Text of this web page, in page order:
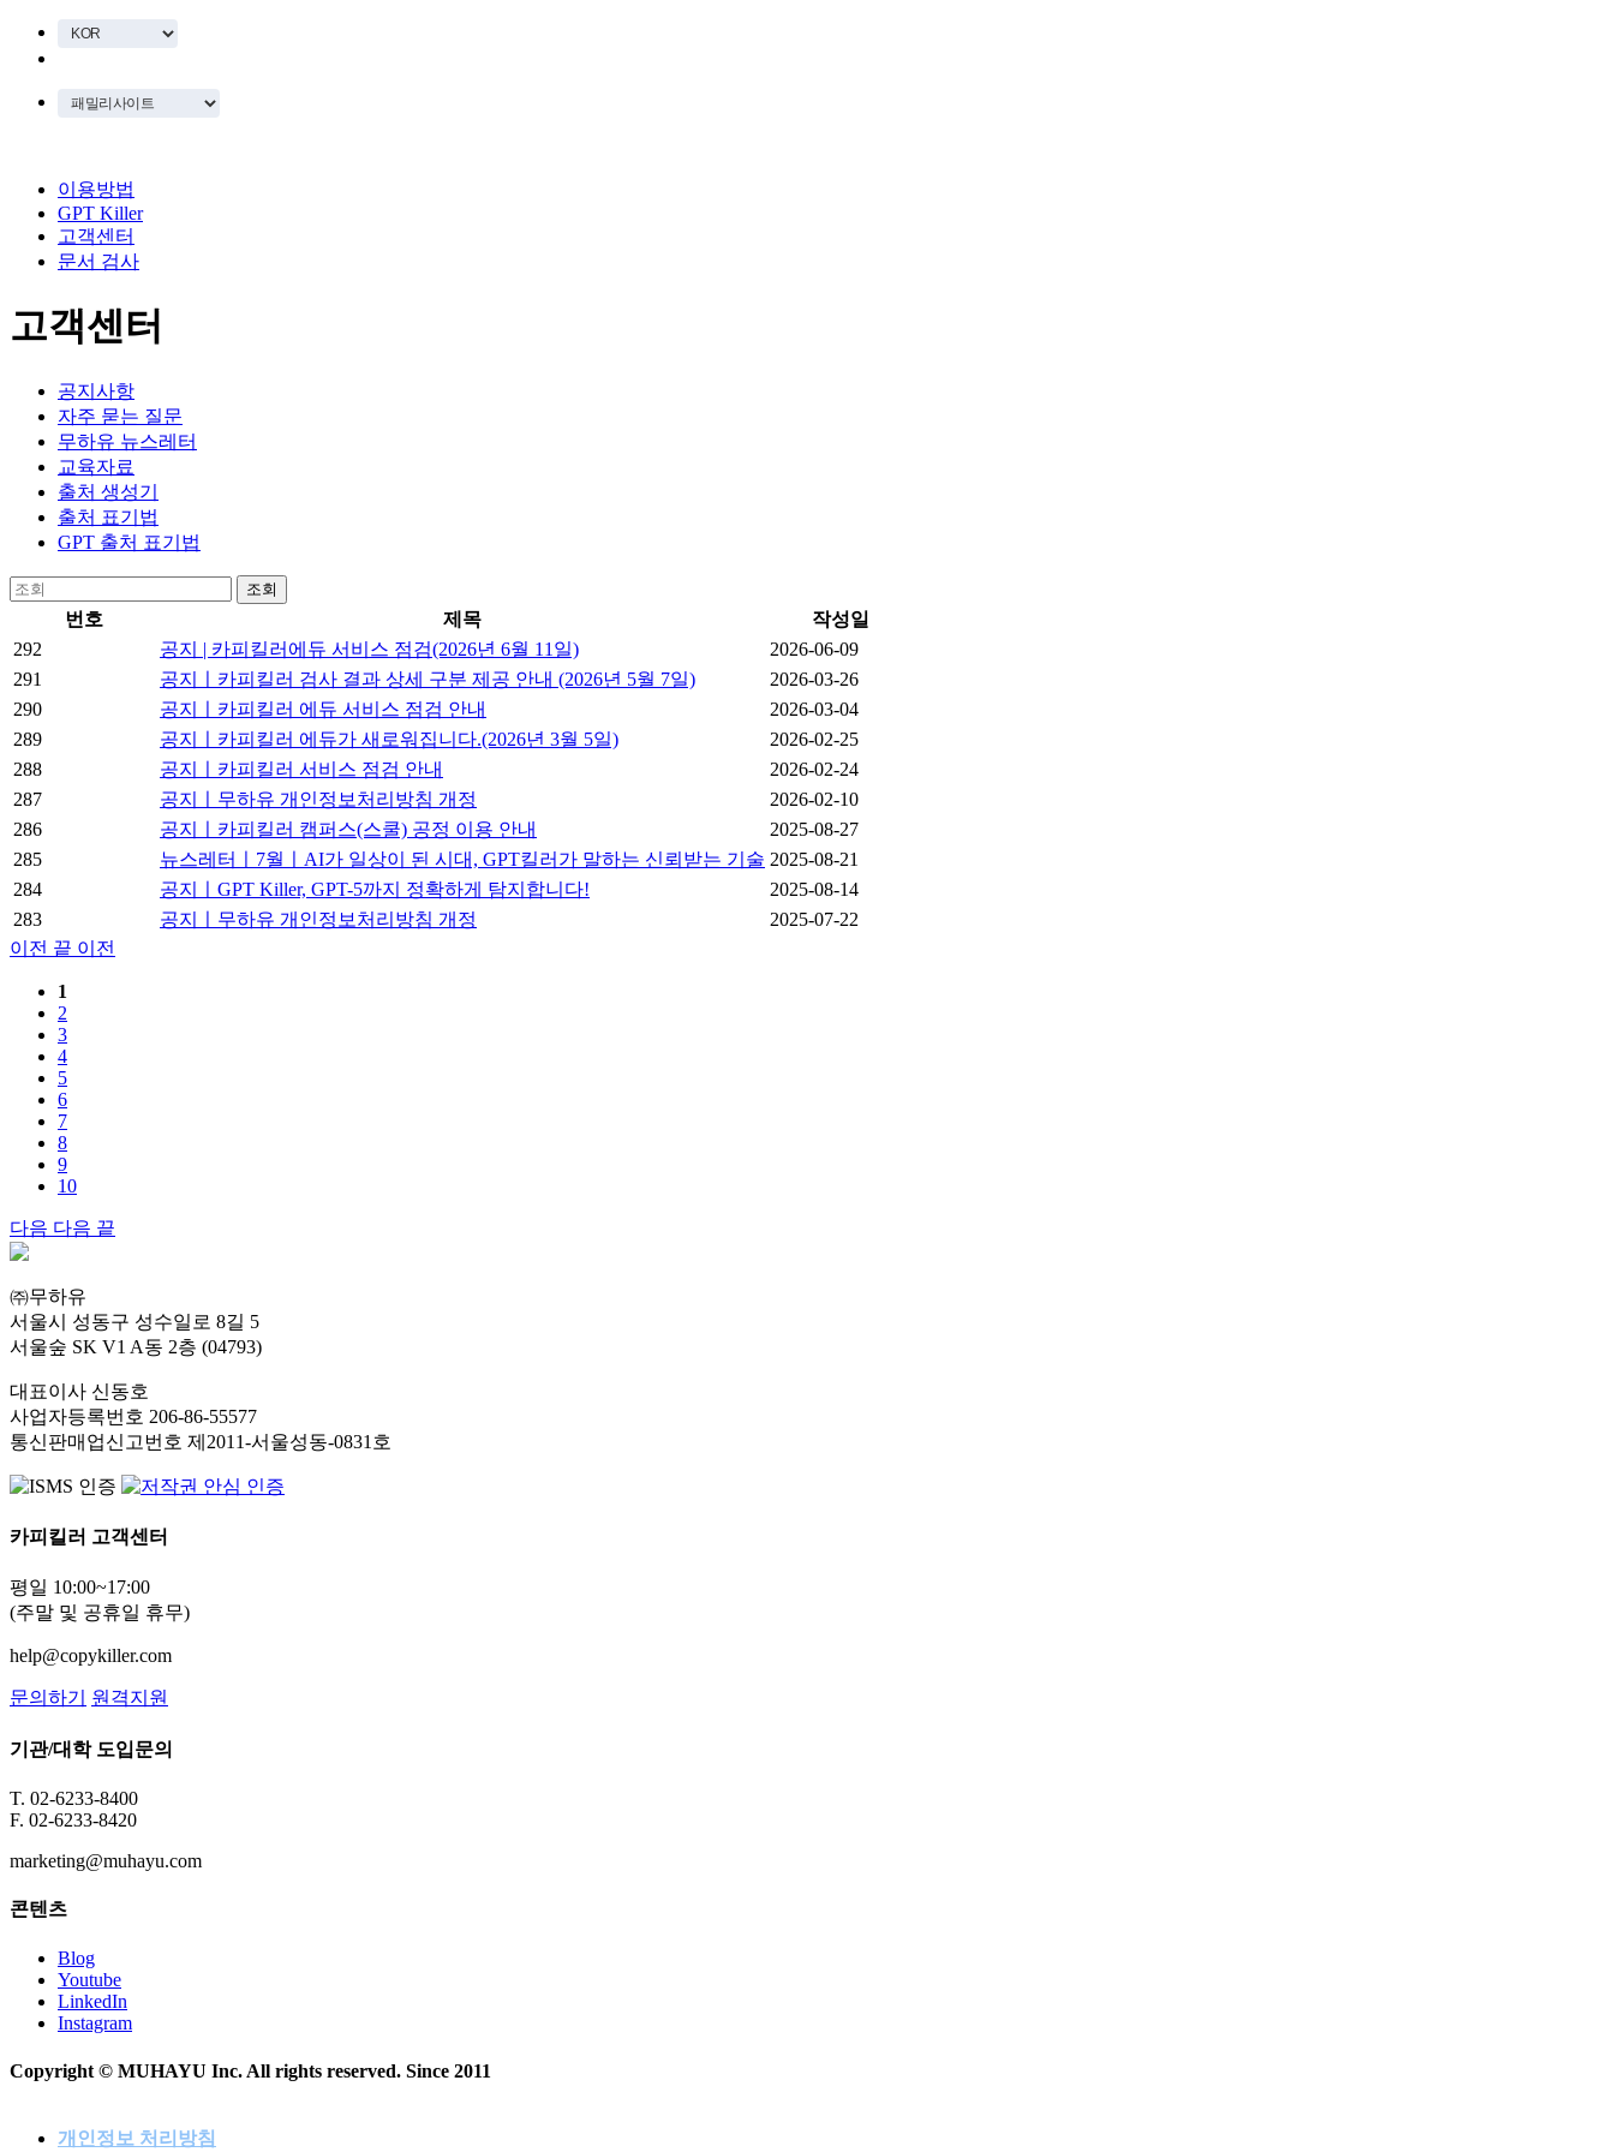
이용방법
GPT Killer
고객센터
문서 검사
고객센터
공지사항
자주 묻는 질문
무하유 뉴스레터
교육자료
출처 생성기
출처 표기법
GPT 출처 표기법
조회
번호 제목
작성일
292
공지 | 카피킬러에듀 서비스 점검(2026년 6월 11일)
2026-06-09
291
공지ㅣ카피킬러 검사 결과 상세 구분 제공 안내 (2026년 5월 7일)
2026-03-26
290
공지ㅣ카피킬러 에듀 서비스 점검 안내
2026-03-04
289
공지ㅣ카피킬러 에듀가 새로워집니다.(2026년 3월 5일)
2026-02-25
288
공지ㅣ카피킬러 서비스 점검 안내
2026-02-24
287
공지ㅣ무하유 개인정보처리방침 개정
2026-02-10
286
공지ㅣ카피킬러 캠퍼스(스쿨) 공정 이용 안내
2025-08-27
285
뉴스레터ㅣ7월ㅣAI가 일상이 된 시대, GPT킬러가 말하는 신뢰받는 기술 2025-08-21
284
공지ㅣGPT Killer, GPT-5까지 정확하게 탐지합니다!
2025-08-14
283
공지ㅣ무하유 개인정보처리방침 개정
2025-07-22
이전 끝 이전
1
2
3
4
5
6
7
8
9
10
다음 다음 끝
㈜무하유
서울시 성동구 성수일로 8길 5
서울숲 SK V1 A동 2층 (04793)
대표이사 신동호
사업자등록번호 206-86-55577
통신판매업신고번호 제2011-서울성동-0831호
카피킬러 고객센터
평일 10:00~17:00
(주말 및 공휴일 휴무)
help@copykiller.com
문의하기 원격지원
기관/대학 도입문의
T. 02-6233-8400
F. 02-6233-8420
marketing@muhayu.com
콘텐츠
Blog
Youtube
LinkedIn
Instagram
Copyright © MUHAYU Inc. All rights reserved. Since 2011
개인정보 처리방침